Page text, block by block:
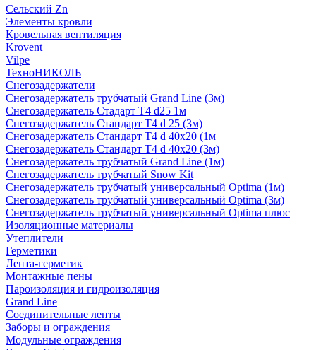
Сельский Zn
Элементы кровли
Кровельная вентиляция
Krovent
Vilpe
ТехноНИКОЛЬ
Снегозадержатели
Снегозадержатель трубчатый Grand Line (3м)
Снегозадержатель Стадарт Т4 d25 1м
Снегозадержатель Стандарт Т4 d 25 (3м)
Снегозадержатель Стандарт Т4 d 40х20 (1м
Снегозадержатель Стандарт Т4 d 40х20 (3м)
Снегозадержатель трубчатый Grand Line (1м)
Снегозадержатель трубчатый Snow Kit
Снегозадержатель трубчатый универсальный Optima (1м)
Снегозадержатель трубчатый универсальный Optima (3м)
Снегозадержатель трубчатый универсальный Optima плюс
Изоляционные материалы
Утеплители
Герметики
Лента-герметик
Монтажные пены
Пароизоляция и гидроизоляция
Grand Line
Соединительные ленты
Заборы и ограждения
Модульные ограждения